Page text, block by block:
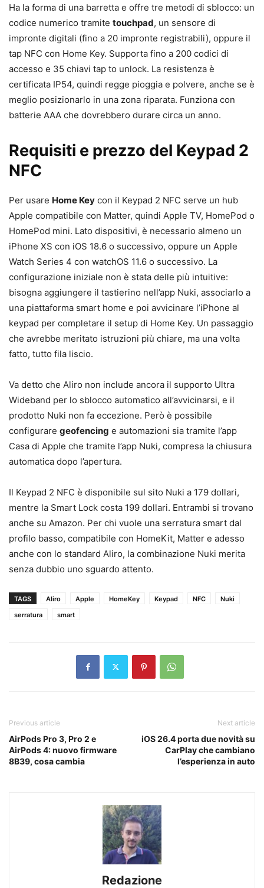
Ha la forma di una barretta e offre tre metodi di sblocco: un
codice numerico tramite touchpad, un sensore di
impronte digitali (fino a 20 impronte registrabili), oppure il
tap NFC con Home Key. Supporta fino a 200 codici di
accesso e 35 chiavi tap to unlock. La resistenza è
certificata IP54, quindi regge pioggia e polvere, anche se è
meglio posizionarlo in una zona riparata. Funziona con
batterie AAA che dovrebbero durare circa un anno.
Requisiti e prezzo del Keypad 2
NFC
Per usare Home Key con il Keypad 2 NFC serve un hub
Apple compatibile con Matter, quindi Apple TV, HomePod o
HomePod mini. Lato dispositivi, è necessario almeno un
iPhone XS con iOS 18.6 o successivo, oppure un Apple
Watch Series 4 con watchOS 11.6 o successivo. La
configurazione iniziale non è stata delle più intuitive:
bisogna aggiungere il tastierino nell’app Nuki, associarlo a
una piattaforma smart home e poi avvicinare l’iPhone al
keypad per completare il setup di Home Key. Un passaggio
che avrebbe meritato istruzioni più chiare, ma una volta
fatto, tutto fila liscio.
Va detto che Aliro non include ancora il supporto Ultra
Wideband per lo sblocco automatico all’avvicinarsi, e il
prodotto Nuki non fa eccezione. Però è possibile
configurare geofencing e automazioni sia tramite l’app
Casa di Apple che tramite l’app Nuki, compresa la chiusura
automatica dopo l’apertura.
Il Keypad 2 NFC è disponibile sul sito Nuki a 179 dollari,
mentre la Smart Lock costa 199 dollari. Entrambi si trovano
anche su Amazon. Per chi vuole una serratura smart dal
profilo basso, compatibile con HomeKit, Matter e adesso
anche con lo standard Aliro, la combinazione Nuki merita
senza dubbio uno sguardo attento.
TAGS Aliro Apple HomeKey Keypad NFC
Nuki
serratura
smart
Previous article
AirPods Pro 3, Pro 2 e
AirPods 4: nuovo firmware
8B39, cosa cambia
Next article
iOS 26.4 porta due novità su
CarPlay che cambiano
l’esperienza in auto
Redazione